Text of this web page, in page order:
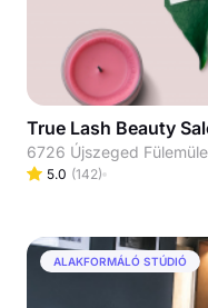
True Lash Beauty
6726 Újszeged
5.0 (142)
ALAKFORMÁLÓ STÚDIÓ